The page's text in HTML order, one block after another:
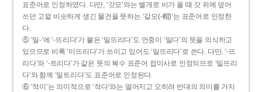
표준어로 인정하였다. 다만, ‘갓모’와는 별개로 비가 올 때 갓 위에 덮어
쓰던 고깔 비슷하게 생긴 물건을 뜻하는 ‘갈모(-帽)’는 표준어로 인정한
다.
⑤ ‘밀-’에 ‘-뜨리다’가 붙은 ‘밀뜨리다’도 언중이 ‘밀다’의 뜻을 의식하고
있으므로 비록 ‘미뜨리다’가 쓰이고 있어도 ‘밀뜨리다’로 쓴다. 다만, ‘-뜨
리다’와 ‘-트리다’가 같은 뜻의 복수 표준어 접미사로 인정되므로 ‘밀뜨리
다’와 함께 ‘밀트리다’도 표준어로 인정된다.
⑥ ‘적이’는 의미적으로 ‘적다’와는 멀어지고 오히려 반대의 의미를 가지